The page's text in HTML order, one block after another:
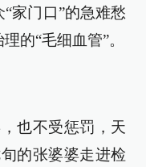
家门口”的急难愁
的“毛细血管”。
也不受惩罚，天
的张婆婆走进检